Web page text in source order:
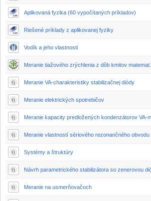
Aplikovaná fyzika (60 vypočítaných príkladov)
Riešené príklady z aplikovanej fyziky
Vodík a jeho vlastnosti
Meranie tiažového zrýchlenia z dôb kmitov
Meranie VA-charakteristiky stabilizačnej diódy
Meranie elektrických spotrebičov
Meranie kapacity predložených kondenzátorov VA-
Meranie vlastností sériového rezonančného obvodu
Systémy a štruktúry
Návrh parametrického stabilizátora so zenerovou
Meranie na usmerňovačoch